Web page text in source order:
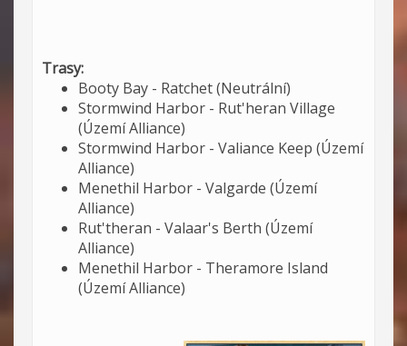
Trasy:
Booty Bay - Ratchet (Neutrální)
Stormwind Harbor - Rut'heran Village
(Území Alliance)
Stormwind Harbor - Valiance Keep (Území
Alliance)
Menethil Harbor - Valgarde (Území
Alliance)
Rut'theran - Valaar's Berth (Území
Alliance)
Menethil Harbor - Theramore Island
(Území Alliance)